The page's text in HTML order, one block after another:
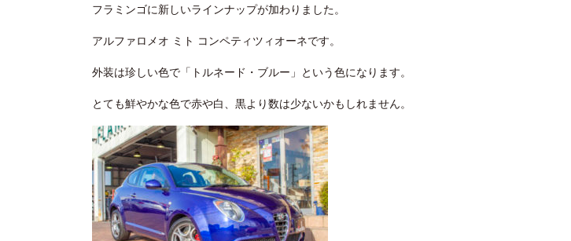
フラミンゴに新しいラインナップが加わりました。
アルファロメオ ミト コンペティツィオーネです。
外装は珍しい色で「トルネード・ブルー」という色になります。
とても鮮やかな色で赤や白、黒より数は少ないかもしれません。